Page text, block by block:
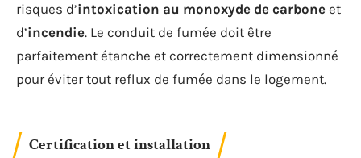
risques d’intoxication au monoxyde de carbone et
d’incendie. Le conduit de fumée doit être
parfaitement étanche et correctement dimensionné
pour éviter tout reflux de fumée dans le logement.
Certification et installation